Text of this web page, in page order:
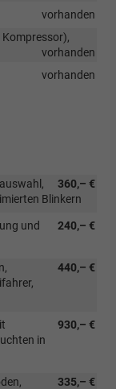
vorhanden
vorhanden
vorhanden
360,– €
Blinkern
240,– €
und
440,– €
930,– €
in
335,– €